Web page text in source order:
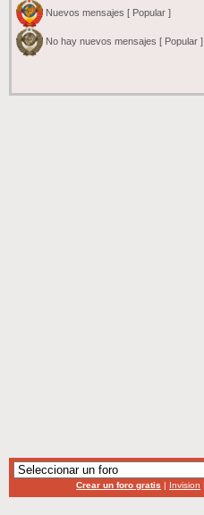
Nuevos mensajes [ Popular ]
No hay nuevos mensajes [ Popular ]
Crear un foro gratis Invision